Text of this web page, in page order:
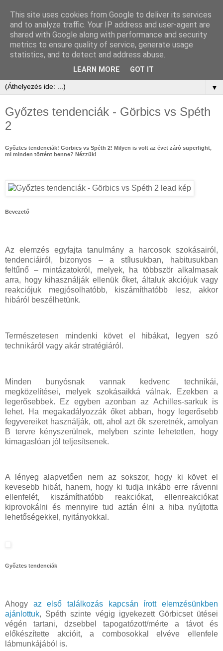
▼
Győztes tendenciák - Görbics vs Spéth
2
Győztes tendenciák! Görbics vs Spéth 2! Milyen is volt az évet záró superfight,
mi minden történt benne? Nézzük!
Bevezető
Az elemzés egyfajta tanulmány a harcosok szokásairól,
tendenciáiról, bizonyos – a stílusukban, habitusukban
feltűnő – mintázatokról, melyek, ha többször alkalmasak
arra, hogy kihasználják ellenük őket, általuk akciójuk vagy
reakciójuk megjósolhatóbb, kiszámíthatóbb lesz, akkor
hibáról beszélhetünk.
Természetesen mindenki követ el hibákat, legyen szó
technikáról vagy akár stratégiáról.
Minden bunyósnak vannak kedvenc technikái,
megközelítései, melyek szokásaikká válnak. Ezekben a
legerősebbek. Ez egyben azonban az Achilles-sarkuk is
lehet. Ha megakadályozzák őket abban, hogy legerősebb
fegyvereiket használják, ott, ahol azt ők szeretnék, amolyan
B tervre kényszerülnek, melyben szinte lehetetlen, hogy
kimagaslóan jól teljesítsenek.
A lényeg alapvetően nem az sokszor, hogy ki követ el
kevesebb hibát, hanem, hogy ki tudja inkább erre rávenni
ellenfelét, kiszámíthatóbb reakciókat, ellenreakciókat
kiprovokálni és mennyire tud aztán élni a hiba nyújtotta
lehetőségekkel, nyitányokkal.
Győztes tendenciák
Ahogy az első találkozás kapcsán írott elemzésünkben
ajánlottuk, Spéth szinte végig igyekezett Görbicset ütései
végén tartani, dzsebbel tapogatózott/mérte a távot és
előkészítette akcióit, a combosokkal elvéve ellenfele
lábmunkájából is.
This site uses cookies from Google to deliver its services
and to analyze traffic. Your IP address and user-agent are
shared with Google along with performance and security
metrics to ensure quality of service, generate usage
statistics, and to detect and address abuse.
LEARN MORE GOT IT